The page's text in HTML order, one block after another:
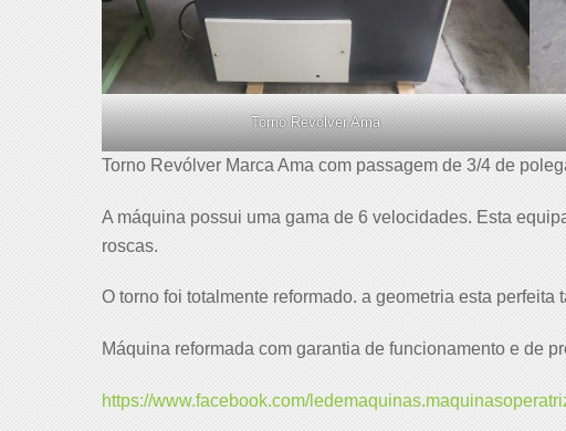
Torno Revolver Ama
Torno Revólver Marca Ama com passagem de 3/4 de
A máquina possui uma gama de 6 velocidades. Esta
roscas.
O torno foi totalmente reformado. a geometria esta perfeita
Máquina reformada com garantia de funcionamento e de
https://www.facebook.com/